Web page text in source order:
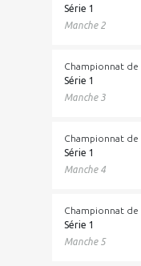
Série 1
Manche 2
Championnat
Série 1
Manche 3
Championnat
Série 1
Manche 4
Championnat
Série 1
Manche 5